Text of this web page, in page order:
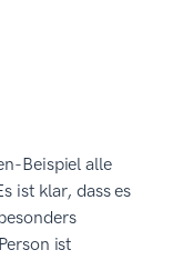
Beispiel alle
ist klar, dass es
ist